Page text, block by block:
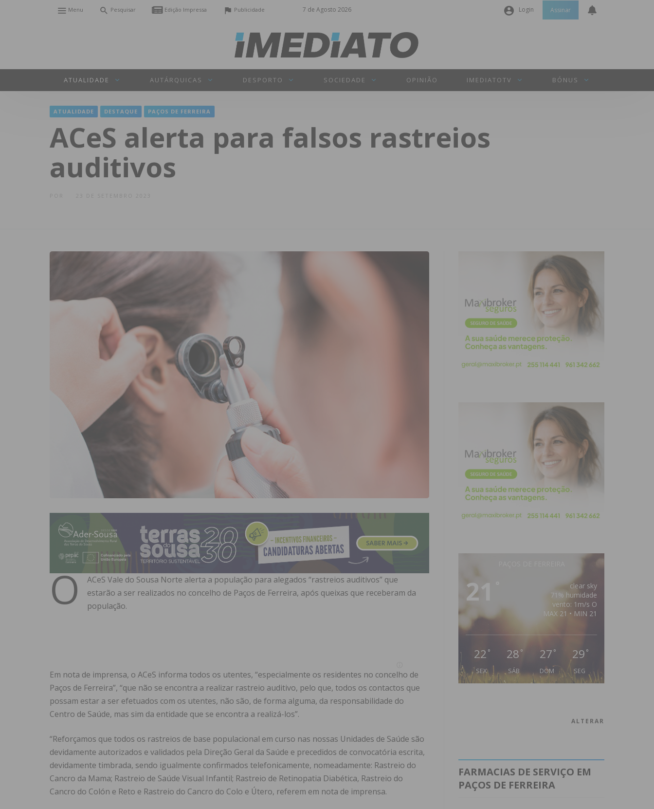
7 de Agosto 2026
Menu Pesquisar Edição Impressa Publicidade Login
Senha
Assinar
ATUALIDADE AUTÁRQUICAS DESPORTO SOCIEDADE OPINIÃO IMEDIATOTV BÓNUS
ATUALIDADE DESTAQUE PAÇOS DE FERREIRA
ACeS alerta para falsos rastreios
auditivos
23 DE SETEMBRO 2023
O
ACeS Vale do Sousa Norte alerta a população para alegados “rastreios auditivos” que
estarão a ser realizados no concelho de Paços de Ferreira, após queixas que receberam da
população.
Em nota de imprensa, o ACeS informa todos os utentes, “especialmente os residentes no concelho de
Paços de Ferreira”, “que não se encontra a realizar rastreio auditivo, pelo que, todos os contactos que
possam estar a ser efetuados com os utentes, não são, de forma alguma, da responsabilidade do
Centro de Saúde, mas sim da entidade que se encontra a realizá-los”.
“Reforçamos que todos os rastreios de base populacional em curso nas nossas Unidades de Saúde são
devidamente autorizados e validados pela Direção Geral da Saúde e precedidos de convocatória escrita,
devidamente timbrada, sendo igualmente confirmados telefonicamente, nomeadamente: Rastreio do
Cancro da Mama; Rastreio de Saúde Visual Infantil; Rastreio de Retinopatia Diabética, Rastreio do
Cancro do Colón e Reto e Rastreio do Cancro do Colo e Útero, referem em nota de imprensa.
21
clear sky
71% humidade
vento: 1m/s O
MAX 21 • MIN 21
22 °
SEX
28 °
SÁB
27 °
DOM
29 °
SEG
ALTERAR
FARMACIAS DE SERVIÇO EM
PAÇOS DE FERREIRA